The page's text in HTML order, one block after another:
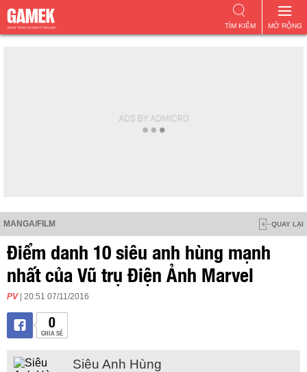
MỞ RỘNG
TÌM KIẾM
MANGA/FILM QUAY LẠI
Điểm danh 10 siêu anh hùng mạnh
nhất của Vũ trụ Điện Ảnh Marvel
PV | 20:51 07/11/2016
0
CHIA SẺ
Siêu Anh Hùng